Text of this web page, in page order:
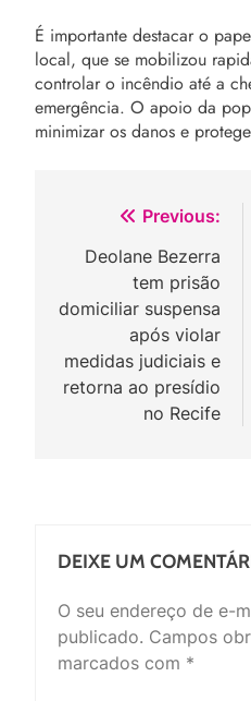
É importante destacar o
local, que se mobilizou
controlar o incêndio até a
emergência. O apoio da
minimizar os danos e
Navegação
de
Post
Previous:
Deolane Bezerra
tem prisão
domiciliar suspensa
após violar
medidas judiciais e
retorna ao presídio
no Recife
DEIXE UM
O seu endereço de e-
publicado. Campos
marcados com *